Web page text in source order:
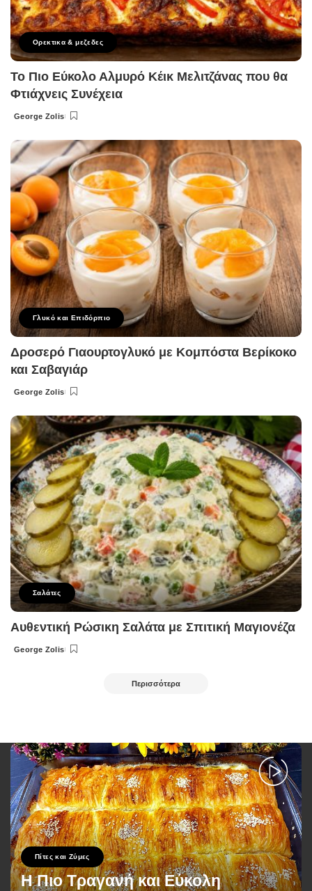
Ορεκτικα & μεζεδες
Το Πιο Εύκολο Αλμυρό Κέικ Μελιτζάνας που θα
Φτιάχνεις Συνέχεια
Posted
George Zolis
Γλυκό και Επιδόρπιο
Δροσερό Γιαουρτογλυκό με Κομπόστα Βερίκοκο
και Σαβαγιάρ
Posted
George Zolis
Σαλάτες
Αυθεντική Ρώσικη Σαλάτα με Σπιτική Μαγιονέζα
Posted
George Zolis
Περισσότερα
Πίτες και Ζύμες
Η Πιο Τραγανή και Εύκολη